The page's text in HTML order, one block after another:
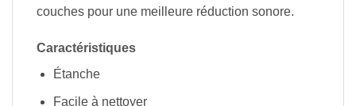
couches pour une meilleure réduction sonore.
Caractéristiques
Étanche
Facile à nettoyer